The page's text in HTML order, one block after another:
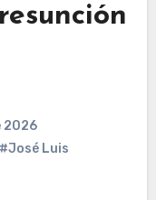
2026
#José Luis